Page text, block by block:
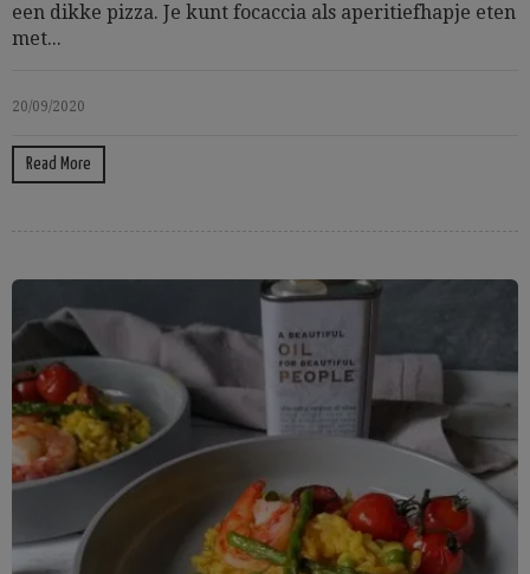
een dikke pizza. Je kunt focaccia als aperitiefhapje eten
met...
20/09/2020
Read More